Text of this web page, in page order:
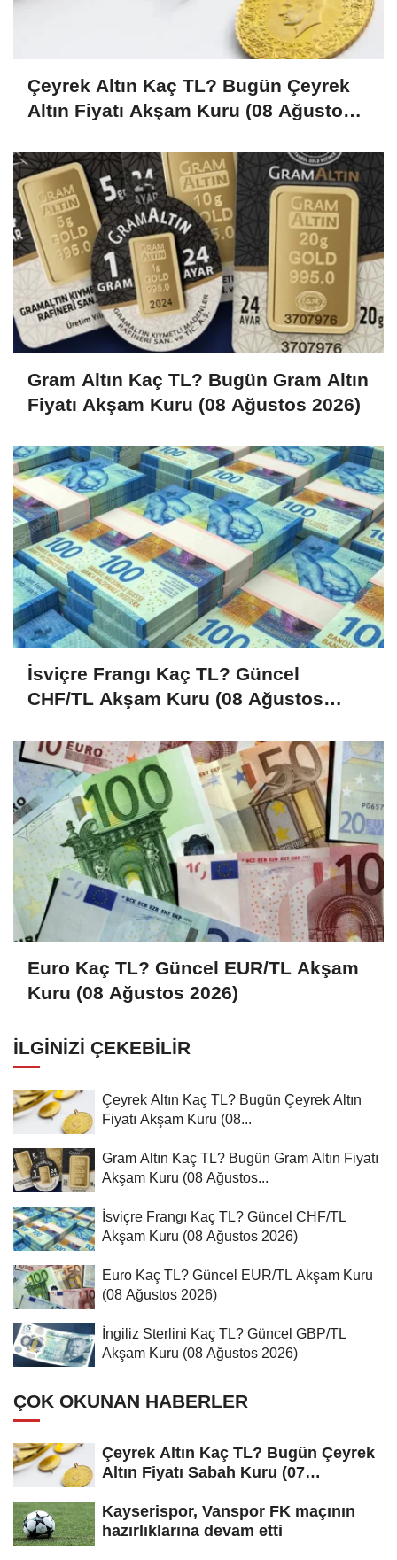
Çeyrek Altın Kaç TL? Bugün Çeyrek
Altın Fiyatı Akşam Kuru (08 Ağustos
Gram Altın Kaç TL? Bugün Gram Altın
Fiyatı Akşam Kuru (08 Ağustos 2026)
İsviçre Frangı Kaç TL? Güncel
CHF/TL Akşam Kuru (08 Ağustos
Euro Kaç TL? Güncel EUR/TL Akşam
Kuru (08 Ağustos 2026)
İLGINIZI ÇEKEBILIR
Çeyrek Altın Kaç TL? Bugün Çeyrek Altın
Fiyatı Akşam Kuru (08...
Gram Altın Kaç TL? Bugün Gram Altın Fiyatı
Akşam Kuru (08 Ağustos...
İsviçre Frangı Kaç TL? Güncel CHF/TL
Akşam Kuru (08 Ağustos 2026)
Euro Kaç TL? Güncel EUR/TL Akşam Kuru
(08 Ağustos 2026)
İngiliz Sterlini Kaç TL? Güncel GBP/TL
Akşam Kuru (08 Ağustos 2026)
ÇOK OKUNAN HABERLER
Çeyrek Altın Kaç TL? Bugün Çeyrek
Altın Fiyatı Sabah Kuru (07
Kayserispor, Vanspor FK maçının
hazırlıklarına devam etti